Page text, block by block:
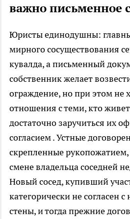
важно письменное
Юристы единодушны:
мирного сосуществования
кувалда, а письменный
собственник желает
ограждение, но при этом не
отношения с теми, кто
достаточно заручиться их
согласием . Устные
скрепленные
смене владельца соседней
Новый сосед, купивший
категорически не согласен
стены, и тогда прежние